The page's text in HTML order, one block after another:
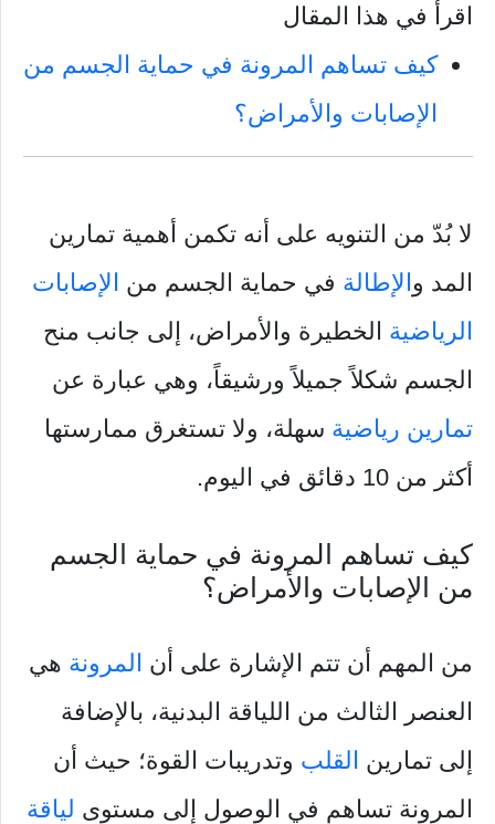
اقرأ في هذا المقال
كيف تساهم المرونة في حماية الجسم من
الإصابات والأمراض؟
لا بُدّ من التنويه على أنه تكمن أهمية تمارين
المد والإطالة في حماية الجسم من الإصابات
الرياضية الخطيرة والأمراض، إلى جانب منح
الجسم شكلاً جميلاً ورشيقاً، وهي عبارة عن
تمارين رياضية سهلة، ولا تستغرق ممارستها
أكثر من 10 دقائق في اليوم.
كيف تساهم المرونة في حماية الجسم
من الإصابات والأمراض؟
من المهم أن تتم الإشارة على أن المرونة هي
العنصر الثالث من اللياقة البدنية، بالإضافة
إلى تمارين القلب وتدريبات القوة؛ حيث أن
المرونة تساهم في الوصول إلى مستوى لياقة